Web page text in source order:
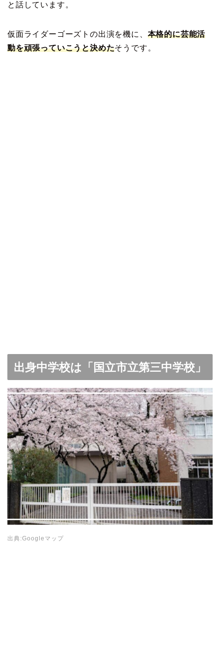
と話しています。
仮面ライダーゴーズトの出演を機に、 本格的に芸能活
動を頑張っていこうと決めたそうです。
出身中学校は「国立市立第三中学校」
出典:Googleマップ